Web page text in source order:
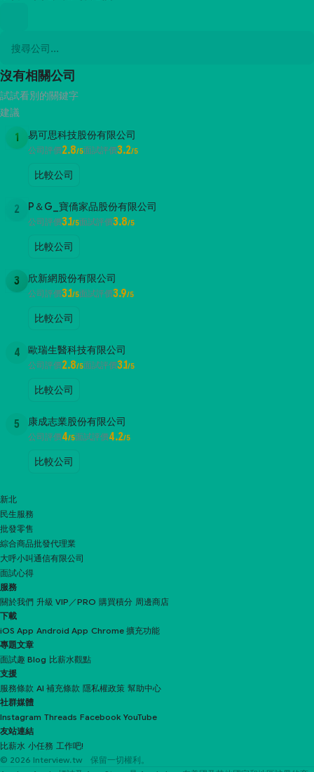
沒有相關公司
試試看別的關鍵字
建議
1 易可思科技股份有限公司
公司評價2.8/5面試評價3.2/5
比較公司
2 P＆G_寶僑家品股份有限公司
公司評價3.1/5面試評價3.8/5
比較公司
3 欣新網股份有限公司
公司評價3.1/5面試評價3.9/5
比較公司
4 歐瑞生醫科技有限公司
公司評價2.8/5面試評價3.1/5
比較公司
5 康成志業股份有限公司
公司評價4/5面試評價4.2/5
比較公司
新北
民生服務
批發零售
綜合商品批發代理業
大呼小叫通信有限公司
面試心得
服務
關於我們 升級 VIP／PRO 購買積分 周邊商店
下載
iOS App Android App Chrome 擴充功能
專題文章
面試趣 Blog 比薪水觀點
支援
服務條款 AI 補充條款 隱私權政策 幫助中心
社群媒體
Instagram Threads Facebook YouTube
友站連結
比薪水 小任務 工作吧!
© 2026 Interview.tw 保留一切權利。